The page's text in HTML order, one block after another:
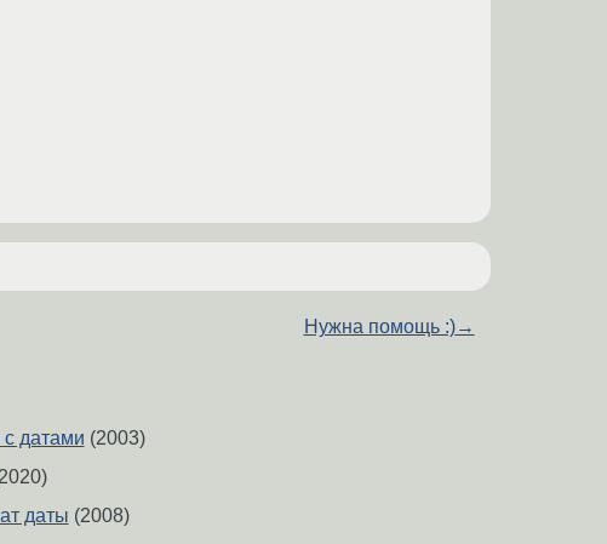
Нужна помощь :)→
датами (2003)
даты (2008)